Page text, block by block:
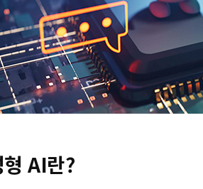
AI란?